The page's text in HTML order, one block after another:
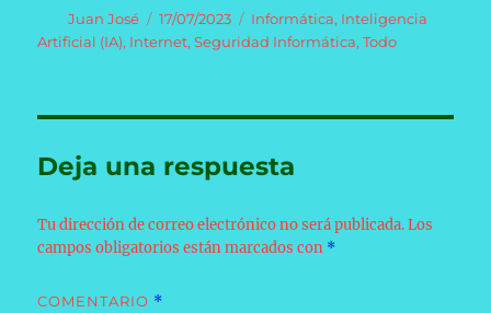
Autor
Juan José
Publicado
el
17/07/2023 Categorías
Informática, Inteligencia
Artificial (IA), Internet,Seguridad Informática,Todo
Deja una respuesta
Tu dirección de correo electrónico no será publicada. Los
campos obligatorios están marcados con *
COMENTARIO *